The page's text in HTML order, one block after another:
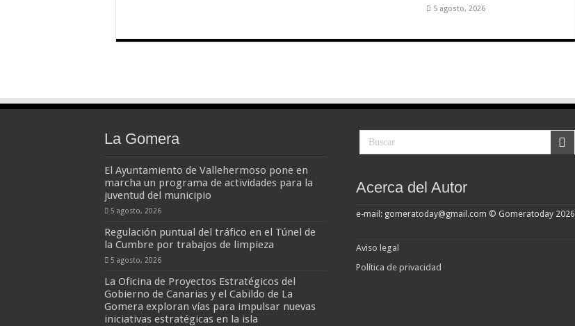
5 agosto, 2026
La Gomera
El Ayuntamiento de Vallehermoso pone en
marcha un programa de actividades para la
juventud del municipio
5 agosto, 2026
Regulación puntual del tráfico en el Túnel de
la Cumbre por trabajos de limpieza
5 agosto, 2026
La Oficina de Proyectos Estratégicos del
Gobierno de Canarias y el Cabildo de La
Gomera exploran vías para impulsar nuevas
iniciativas estratégicas en la isla
Acerca del Autor
e-mail: gomeratoday@gmail.com © Gomeratoday 2026
Aviso legal
Política de privacidad